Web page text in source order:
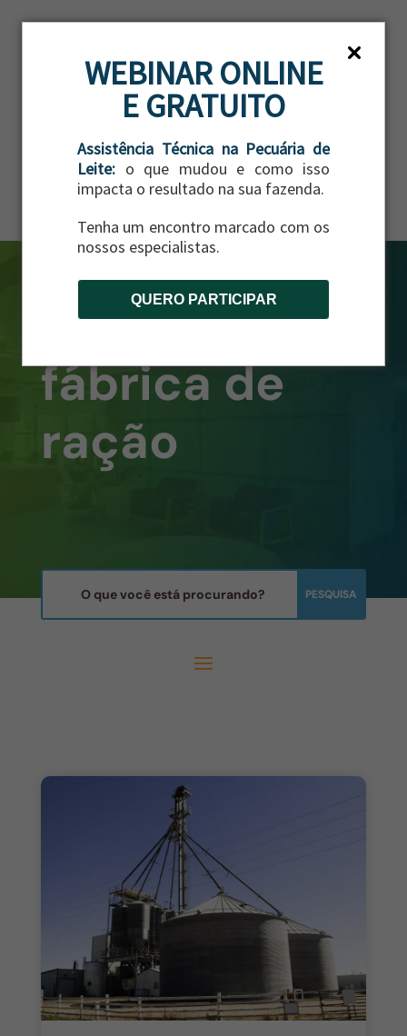
WEBINAR ONLINE
E GRATUITO
Assistência Técnica na Pecuária de
Leite: o que mudou e como isso
impacta o resultado na sua fazenda.
Tenha um encontro marcado com os
nossos especialistas.
QUERO PARTICIPAR
fábrica de
ração